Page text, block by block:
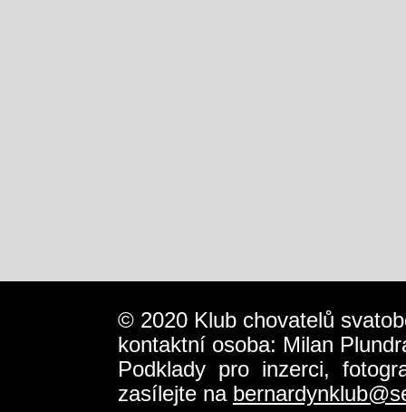
© 2020 Klub chovatelů
kontaktní osoba: Milan
Podklady pro inzerci,
zasílejte na